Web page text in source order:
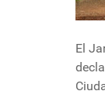
El